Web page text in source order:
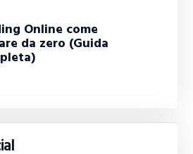
Online come
da zero (Guida